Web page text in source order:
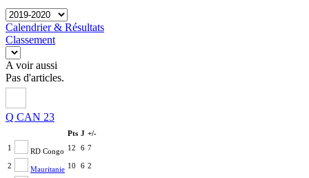
Calendrier & Résultats
Classement
A voir aussi
Pas d'articles.
Q CAN 23
Pts J +/-
1
RD Congo 12 6 7
2 Mauritanie 10 6 2